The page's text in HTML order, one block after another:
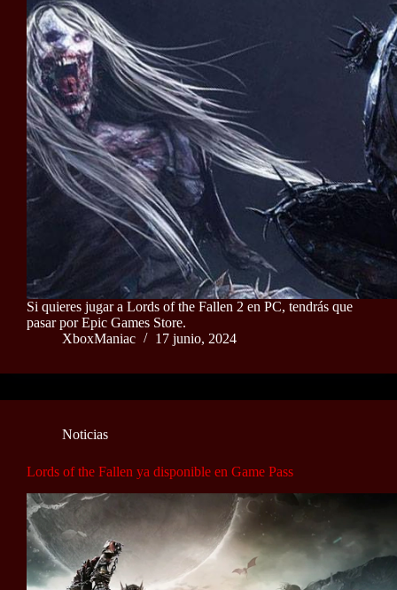
Si quieres jugar a Lords of the Fallen 2 en PC, tendrás que
pasar por Epic Games Store.
XboxManiac
17 junio, 2024
Noticias
Lords of the Fallen ya disponible en Game Pass